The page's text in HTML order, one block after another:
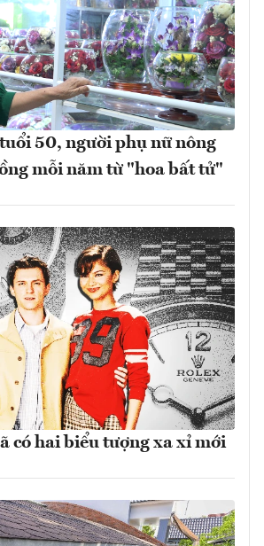
50, người phụ nữ nông
mỗi năm từ "hoa bất tử"
có hai biểu tượng xa xỉ mới